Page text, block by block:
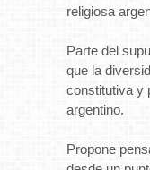
religiosa
Parte del
que la
constitutiva y
argentino.
Propone